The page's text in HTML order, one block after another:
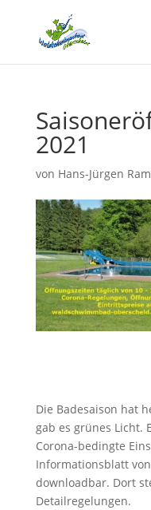
2021
von Hans-Jürgen
Die Badesaison hat
gab es grünes Licht.
Corona-bedingte
Informationsblatt
downloadbar. Dort
Detailregelungen.